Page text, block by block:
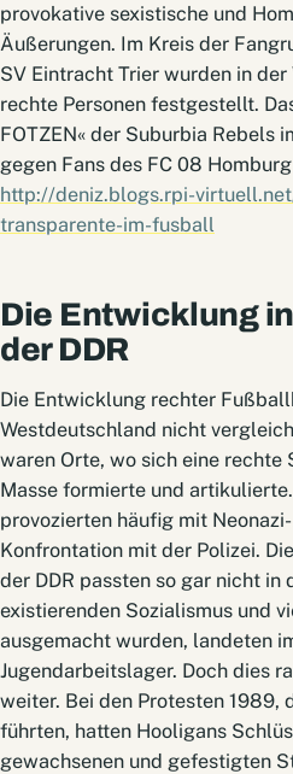
provokative sexistische und
Äußerungen. Im Kreis der
SV Eintracht Trier wurden in
rechte Personen festgestellt.
FOTZEN« der Suburbia Rebels
gegen Fans des FC 08
http://deniz.blogs.rpi-
transparente-im-fusball
Die Entwicklung
der DDR
Die Entwicklung rechter
Westdeutschland nicht
waren Orte, wo sich eine rechte
Masse formierte und
provozierten häufig mit
Konfrontation mit der Polizei.
der DDR passten so gar nicht in
existierenden Sozialismus und
ausgemacht wurden, landeten
Jugendarbeitslager. Doch dies
weiter. Bei den Protesten 1989,
führten, hatten Hooligans
gewachsenen und gefestigten